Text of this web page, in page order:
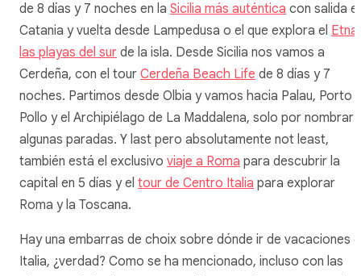
de 8 días y 7 noches en la Sicilia más auténtica con salida
Catania y vuelta desde Lampedusa o el que explora el Etna
las playas del sur de la isla. Desde Sicilia nos vamos a
Cerdeña, con el tour Cerdeña Beach Life de 8 días y 7
noches. Partimos desde Olbia y vamos hacia Palau, Porto
Pollo y el Archipiélago de La Maddalena, solo por nombrar
algunas paradas. Y last pero absolutamente not least,
también está el exclusivo viaje a Roma para descubrir la
capital en 5 días y el tour de Centro Italia para explorar
Roma y la Toscana.
Hay una embarras de choix sobre dónde ir de vacaciones
Italia, ¿verdad? Como se ha mencionado, incluso con las